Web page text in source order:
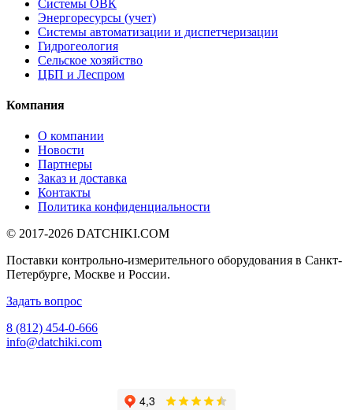
Системы ОВК
Энергоресурсы (учет)
Системы автоматизации и диспетчеризации
Гидрогеология
Сельское хозяйство
ЦБП и Леспром
Компания
О компании
Новости
Партнеры
Заказ и доставка
Контакты
Политика конфиденциальности
© 2017-2026 DATCHIKI.COM
Поставки контрольно-измерительного оборудования в Санкт-
Петербурге, Москве и России.
Задать вопрос
8 (812) 454-0-666
info@datchiki.com